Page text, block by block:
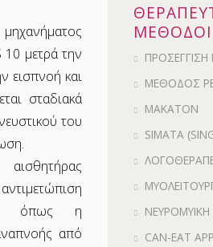
ΜΕΘΟΔΟΙ
ΠΡΟΣΕΓΓΙΣΗ
ΜΕΘΟΔΟΣ
MAKATON
SIMATA
ΝΕΥΡΟΜΥΙΚΗ
CAN-EAT
μετρά την
εισπνοή και
σταδιακά
του
όπως η
από